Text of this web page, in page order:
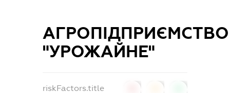
АГРОПІДПРИЄМСТВО
"УРОЖАЙНЕ"
riskFactors.title